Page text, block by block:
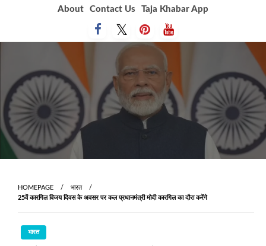
About Contact Us Taja Khabar App
HOMEPAGE
भारत
25वें कारगिल विजय दिवस के अवसर पर कल प्रधानमंत्री मोदी कारगिल का दौरा करेंगे
भारत